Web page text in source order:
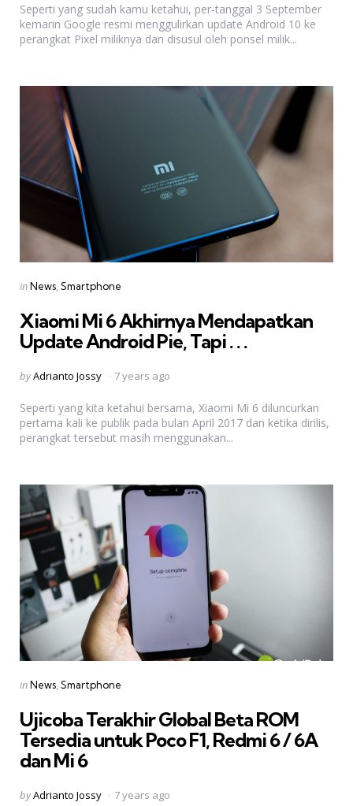
Seperti yang sudah kamu ketahui, per-tanggal 3 September
kemarin Google resmi menggulirkan update Android 10 ke
perangkat Pixel miliknya dan disusul oleh ponsel milik...
Categories
Posted
inNews Smartphone
Xiaomi Mi 6 Akhirnya Mendapatkan
Update Android Pie, Tapi . . .
Posted
byAdrianto Jossy 7 years ago
Seperti yang kita ketahui bersama, Xiaomi Mi 6 diluncurkan
pertama kali ke publik pada bulan April 2017 dan ketika dirilis,
perangkat tersebut masih menggunakan...
Categories
Posted
inNews Smartphone
Ujicoba Terakhir Global Beta ROM
Tersedia untuk Poco F1, Redmi 6 / 6A
dan Mi 6
Posted
byAdrianto Jossy 7 years ago